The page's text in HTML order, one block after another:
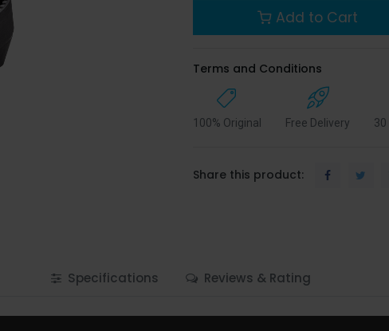
Add to Cart
Terms and Conditions
100% Original Free Delivery 30
Share this product:
Specifications Reviews & Rating